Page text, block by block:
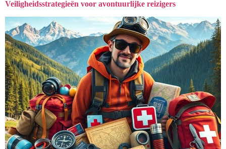
Veiligheidsstrategieën voor avontuurlijke reizigers